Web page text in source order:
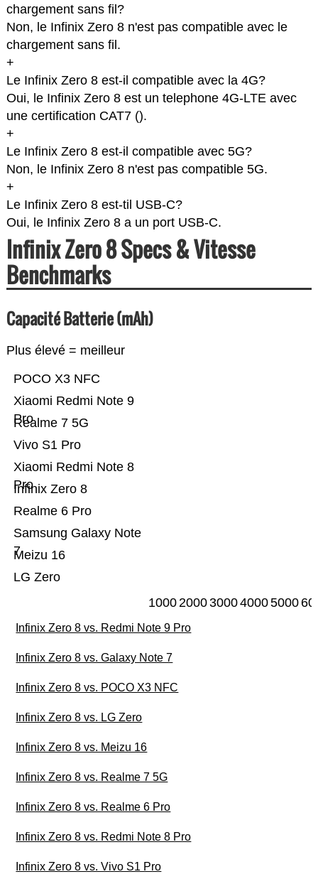
chargement sans fil?
Non, le Infinix Zero 8 n'est pas compatible avec le
chargement sans fil.
+
Le Infinix Zero 8 est-il compatible avec la 4G?
Oui, le Infinix Zero 8 est un telephone 4G-LTE avec
une certification CAT7 ().
+
Le Infinix Zero 8 est-il compatible avec 5G?
Non, le Infinix Zero 8 n'est pas compatible 5G.
+
Le Infinix Zero 8 est-til USB-C?
Oui, le Infinix Zero 8 a un port USB-C.
Infinix Zero 8 Specs & Vitesse
Benchmarks
Capacité Batterie (mAh)
Plus élevé = meilleur
LG Zero
Meizu 16
Samsung Galaxy Note
7
Realme 6 Pro
Infinix Zero 8
Xiaomi Redmi Note 8
Pro
Vivo S1 Pro
Realme 7 5G
Xiaomi Redmi Note 9
Pro
POCO X3 NFC
10002000300040005000
Infinix Zero 8 vs. Redmi Note 9 Pro
Infinix Zero 8 vs. Galaxy Note 7
Infinix Zero 8 vs. POCO X3 NFC
Infinix Zero 8 vs. LG Zero
Infinix Zero 8 vs. Meizu 16
Infinix Zero 8 vs. Realme 7 5G
Infinix Zero 8 vs. Realme 6 Pro
Infinix Zero 8 vs. Redmi Note 8 Pro
Infinix Zero 8 vs. Vivo S1 Pro